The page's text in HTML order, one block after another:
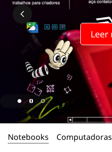
Leer
Notebooks